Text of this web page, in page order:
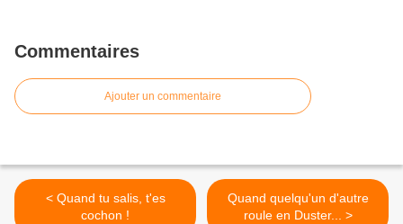
Commentaires
Ajouter un commentaire
< Quand tu salis, t'es
cochon !
Quand quelqu'un d'autre
roule en Duster... >